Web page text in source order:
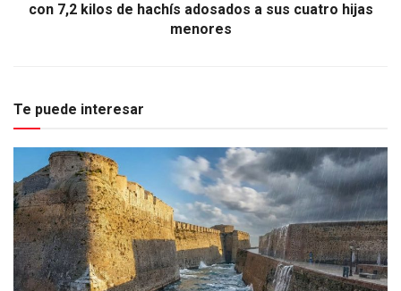
con 7,2 kilos de hachís adosados a sus cuatro hijas
menores
Te puede interesar